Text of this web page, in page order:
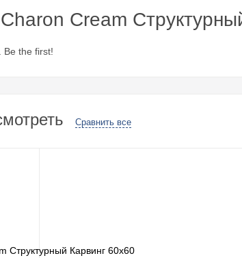
Cream
Be the first!
Сравнить все